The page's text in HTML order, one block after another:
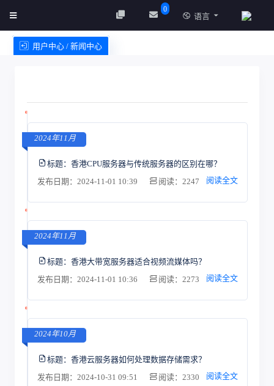
0
语言
用户中心 / 新闻中心
2024年11月
标题： 香港CPU服务器与传统服务器的区别在哪？
发布日期：2024-11-01 10:39
阅读：2247 阅读全文
2024年11月
标题： 香港大带宽服务器适合视频流媒体吗？
发布日期：2024-11-01 10:36
阅读：2273 阅读全文
2024年10月
标题： 香港云服务器如何处理数据存储需求？
发布日期：2024-10-31 09:51
阅读：2330 阅读全文